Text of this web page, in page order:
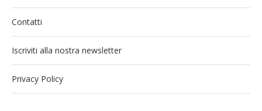
Contatti
Iscriviti alla nostra newsletter
Privacy Policy